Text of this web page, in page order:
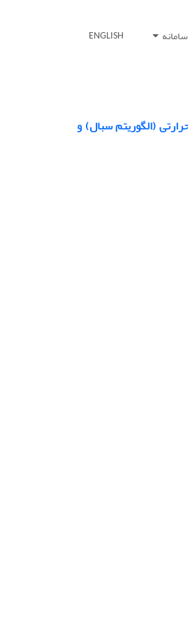
ENGLISH
(الگوریتم سبال) و